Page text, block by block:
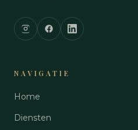
NAVIGATIE
Home
Diensten